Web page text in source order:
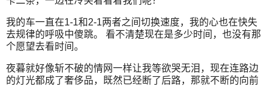
我的车一直在1-1和2-1两者之间切换速度，我的心也在快失
去规律的呼吸中傻跳。 看不清楚现在是多少时间，也没有那
个愿望去看时间。
夜暮就好像斩不破的情网一样让我等欲哭无泪，现在连路边
的灯光都成了奢侈品，既然已经断了后路，那就不断的向前